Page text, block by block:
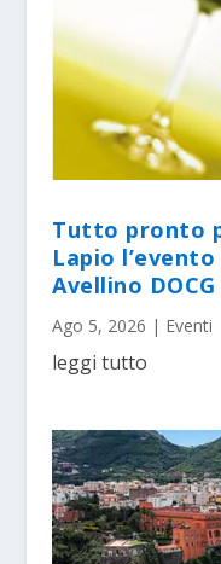
Tutto pronto
Lapio
Avellino
Ago 5, 2026 | Eventi
leggi tutto